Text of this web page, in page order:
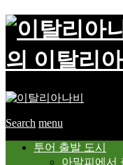
의 이탈리
Search menu
투어 출발 도시
아말피에서